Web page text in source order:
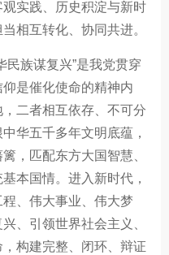
实践、历史积淀与新时
相互转化、协同共进。
族谋复兴”是我党贯穿
是催化使命的精神内
二者相互依存、不可分
华五千多年文明底蕴，
，匹配东方大国智慧、
本国情。进入新时代，
、伟大事业、伟大梦
、引领世界社会主义、
构建完整、闭环、辩证